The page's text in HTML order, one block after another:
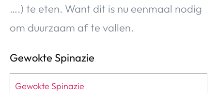
….) te eten. Want dit is nu eenmaal nodig
om duurzaam af te vallen.
Gewokte Spinazie
Gewokte Spinazie